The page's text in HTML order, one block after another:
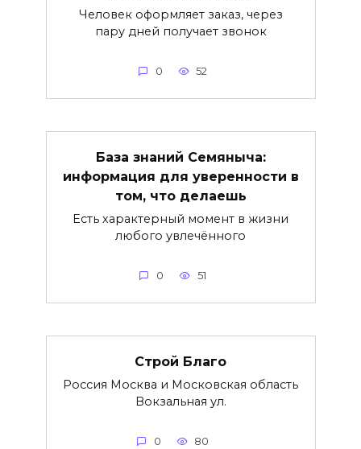
Человек оформляет заказ, через
пару дней получает звонок
0 52
База знаний Семяныча:
информация для уверенности в
том, что делаешь
Есть характерный момент в жизни
любого увлечённого
0 51
Строй Благо
Россия Москва и Московская область
Вокзальная ул.
0 80